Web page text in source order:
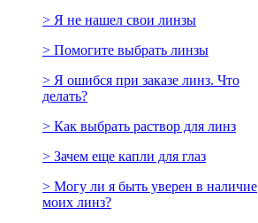
> Я не нашел свои линзы
> Помогите выбрать линзы
> Я ошибся при заказе линз. Что
делать?
> Как выбрать раствор для линз
> Зачем еще капли для глаз
> Могу ли я быть уверен в наличие
моих линз?